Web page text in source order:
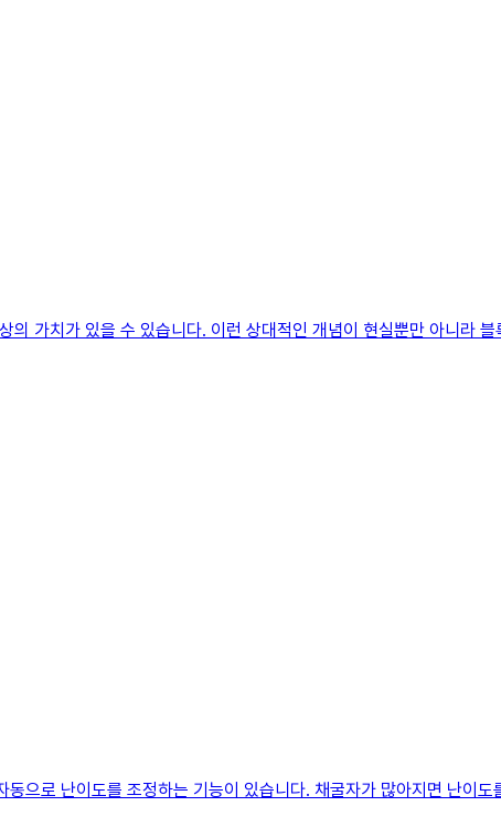
가치가 있을 수 있습니다. 이런 상대적인 개념이 현실뿐만 아니라
으로 난이도를 조정하는 기능이 있습니다. 채굴자가 많아지면 난이